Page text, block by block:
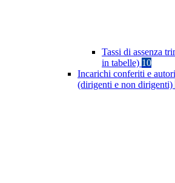
Tassi di assenza
in tabelle) 10
Incarichi conferiti e
(dirigenti e non dirigenti)